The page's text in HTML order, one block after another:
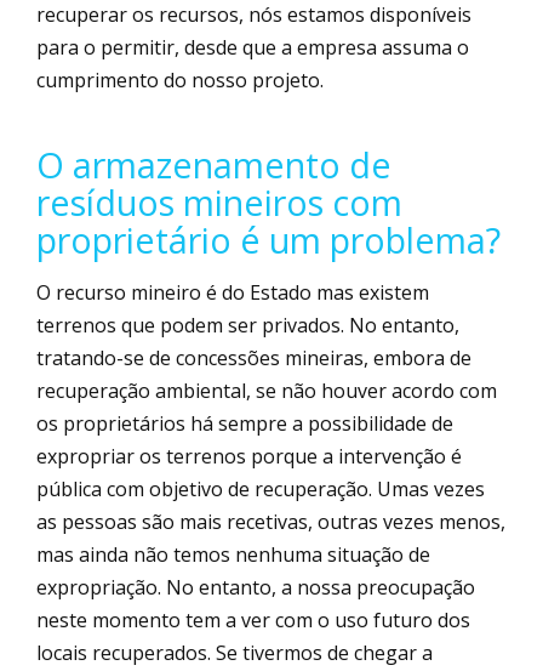
recuperar os recursos, nós estamos disponíveis
para o permitir, desde que a empresa assuma o
cumprimento do nosso projeto.
O armazenamento de
resíduos mineiros com
proprietário é um problema?
O recurso mineiro é do Estado mas existem
terrenos que podem ser privados. No entanto,
tratando-se de concessões mineiras, embora de
recuperação ambiental, se não houver acordo com
os proprietários há sempre a possibilidade de
expropriar os terrenos porque a intervenção é
pública com objetivo de recuperação. Umas vezes
as pessoas são mais recetivas, outras vezes menos,
mas ainda não temos nenhuma situação de
expropriação. No entanto, a nossa preocupação
neste momento tem a ver com o uso futuro dos
locais recuperados. Se tivermos de chegar a